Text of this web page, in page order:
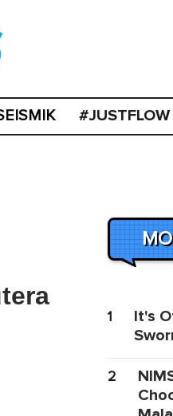
#JUSTFLOW
1
It's
2